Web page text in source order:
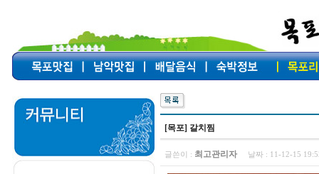
[목포] 갈치찜
글쓴이 : 최고관리자 날짜 : 11-12-15